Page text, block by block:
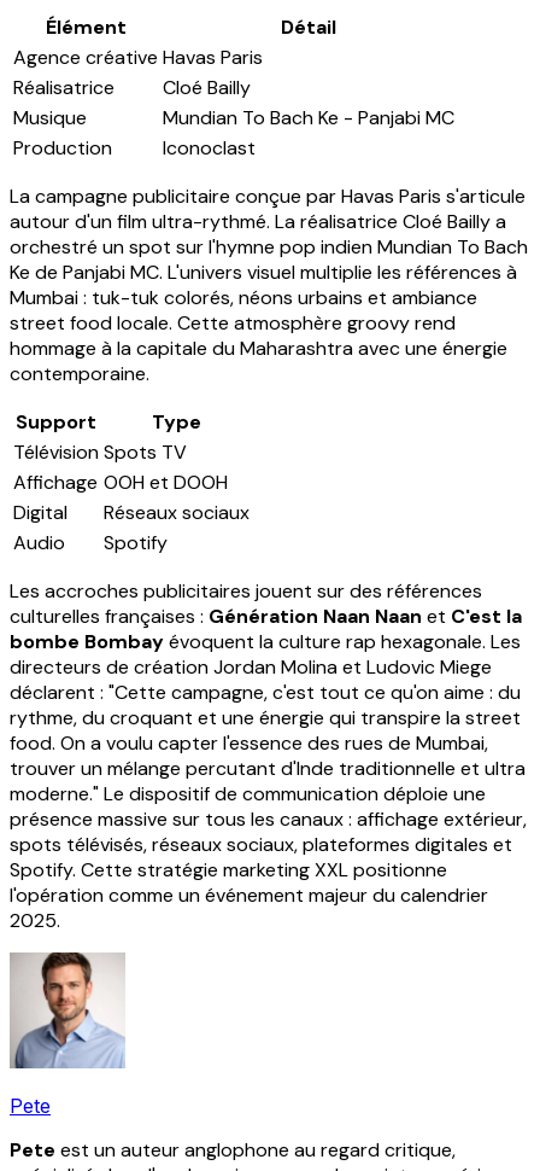
Élément
Détail
Agence créative Havas Paris
Réalisatrice
Cloé Bailly
Musique
Mundian To Bach Ke - Panjabi MC
Production
Iconoclast
La campagne publicitaire conçue par Havas Paris s'articule
autour d'un film ultra-rythmé. La réalisatrice Cloé Bailly a
orchestré un spot sur l'hymne pop indien Mundian To Bach
Ke de Panjabi MC. L'univers visuel multiplie les références à
Mumbai : tuk-tuk colorés, néons urbains et ambiance
street food locale. Cette atmosphère groovy rend
hommage à la capitale du Maharashtra avec une énergie
contemporaine.
Support
Type
TélévisionSpots TV
Affichage OOH et DOOH
Digital
Réseaux sociaux
Audio
Spotify
Les accroches publicitaires jouent sur des références
culturelles françaises : Génération Naan Naan et C'est la
bombe Bombayévoquent la culture rap hexagonale. Les
directeurs de création Jordan Molina et Ludovic Miege
déclarent : "Cette campagne, c'est tout ce qu'on aime : du
rythme, du croquant et une énergie qui transpire la street
food. On a voulu capter l'essence des rues de Mumbai,
trouver un mélange percutant d'Inde traditionnelle et ultra
moderne." Le dispositif de communication déploie une
présence massive sur tous les canaux : affichage extérieur,
spots télévisés, réseaux sociaux, plateformes digitales et
Spotify. Cette stratégie marketing XXL positionne
l'opération comme un événement majeur du calendrier
2025.
Pete
Pete est un auteur anglophone au regard critique,